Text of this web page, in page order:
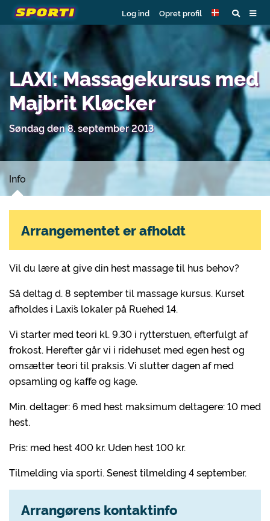
Log ind Opret profil
LAXI: Massagekursus med
Majbrit Kløcker
Søndag den 8. september 2013
Info
Vil du lære at give din hest massage til hus behov?
Så deltag d. 8 september til massage kursus. Kurset
afholdes i Laxi´s lokaler på Ruehed 14.
Vi starter med teori kl. 9.30 i rytterstuen, efterfulgt af
frokost. Herefter går vi i ridehuset med egen hest og
omsætter teori til praksis. Vi slutter dagen af med
opsamling og kaffe og kage.
Min. deltager: 6 med hest maksimum deltagere: 10 med
hest.
Pris: med hest 400 kr. Uden hest 100 kr.
Tilmelding via sporti. Senest tilmelding 4 september.
Arrangørens kontaktinfo
Arrangementet er afholdt